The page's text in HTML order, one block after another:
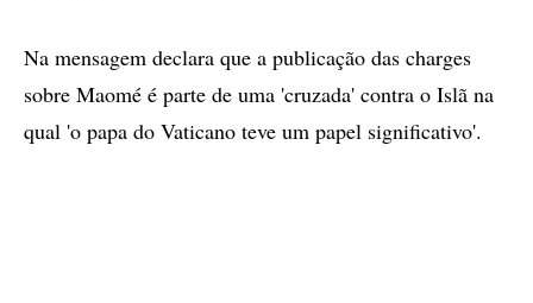
Na mensagem declara que a publicação das charges
sobre Maomé é parte de uma 'cruzada' contra o Islã na
qual 'o papa do Vaticano teve um papel significativo'.